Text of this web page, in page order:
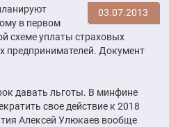
03.07.2013
в первом
схеме уплаты страховых
предпринимателей. Документ
давать льготы. В минфине
свое действие к 2018
Алексей Улюкаев вообще